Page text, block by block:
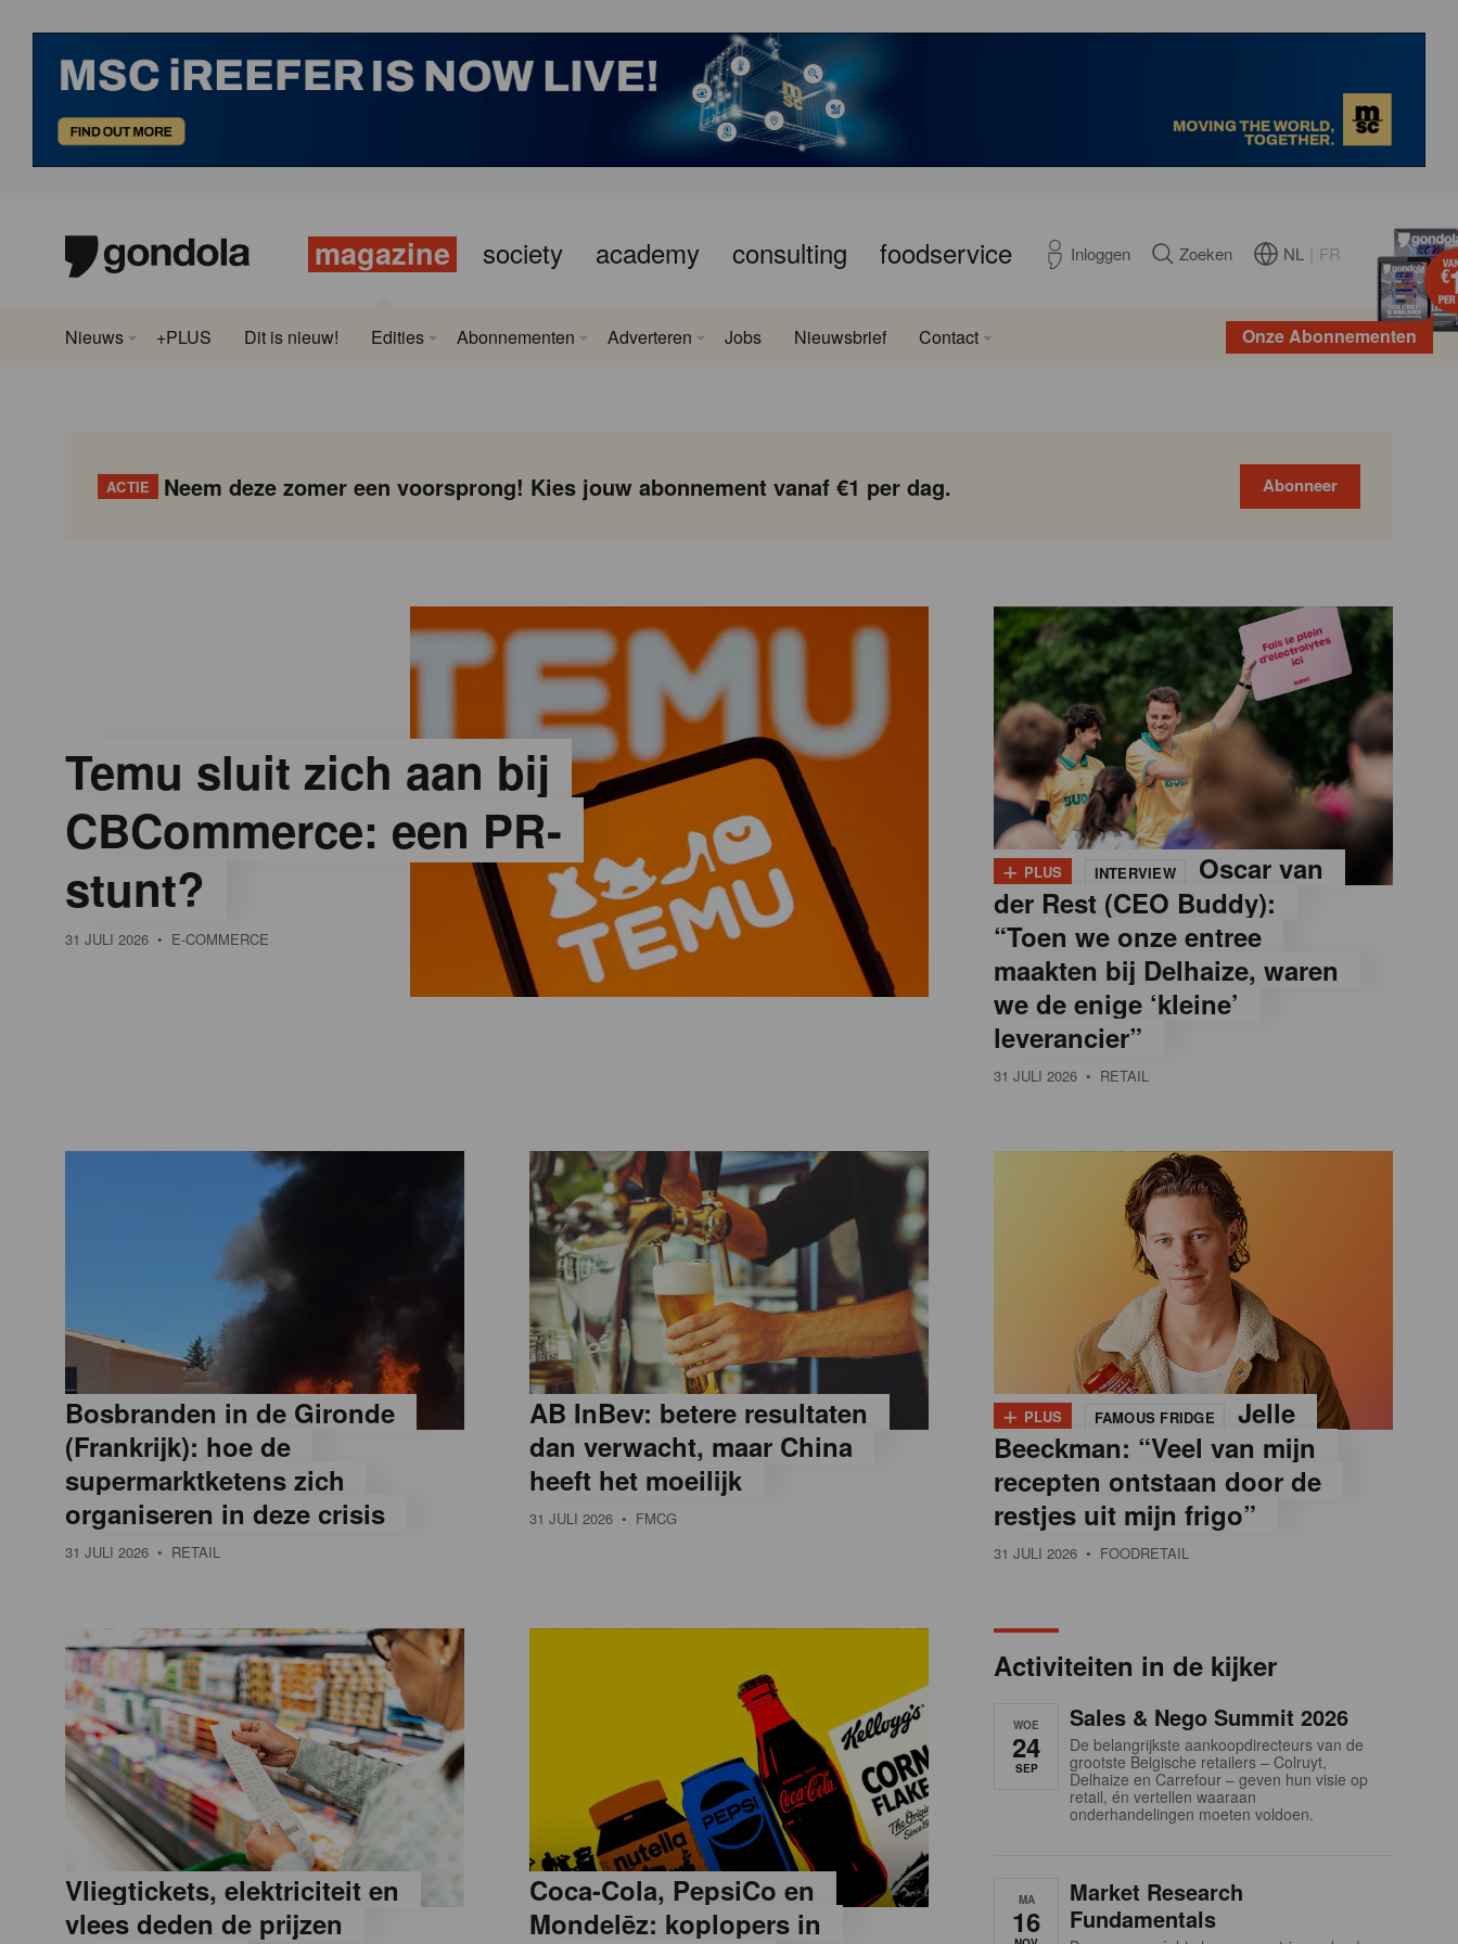
magazine society academy consulting foodservice Inloggen Zoeken NL FR
Onze Abonnementen
Nieuws +PLUS Dit is nieuw! Edities Abonnementen Adverteren Jobs Nieuwsbrief Contact
ACTIE Neem deze zomer een voorsprong! Kies jouw abonnement vanaf €1 per dag. Abonneer
Temu sluit zich aan bij
CBCommerce: een PR-
stunt?
31 JULI 2026 • E-COMMERCE
+ PLUS INTERVIEW
Oscar van
der Rest (CEO Buddy):
“Toen we onze entree
maakten bij Delhaize, waren
we de enige ‘kleine’
leverancier”
31 JULI 2026 • RETAIL
Bosbranden in de Gironde
(Frankrijk): hoe de
supermarktketens zich
organiseren in deze crisis
31 JULI 2026 • RETAIL
AB InBev: betere resultaten
dan verwacht, maar China
heeft het moeilijk
31 JULI 2026 • FMCG
+ PLUS FAMOUS FRIDGE
Jelle
Beeckman: “Veel van mijn
recepten ontstaan door de
restjes uit mijn frigo”
31 JULI 2026 • FOODRETAIL
Vliegtickets, elektriciteit en
vlees deden de prijzen
Coca-Cola, PepsiCo en
Mondelēz: koplopers in
Activiteiten in de kijker
WOE
24
SEP
Sales & Nego Summit 2026
De belangrijkste aankoopdirecteurs van de
grootste Belgische retailers – Colruyt,
Delhaize en Carrefour – geven hun visie op
retail, én vertellen waaraan
onderhandelingen moeten voldoen.
MA
16
Market Research
Fundamentals